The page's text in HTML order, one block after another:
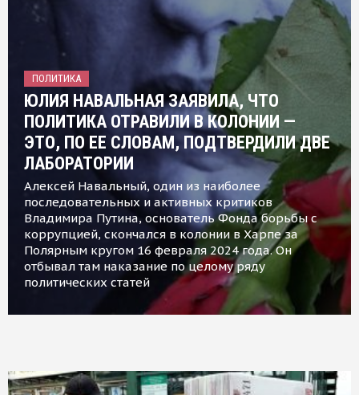
ПОЛИТИКА
ЮЛИЯ НАВАЛЬНАЯ ЗАЯВИЛА, ЧТО
ПОЛИТИКА ОТРАВИЛИ В КОЛОНИИ —
ЭТО, ПО ЕЕ СЛОВАМ, ПОДТВЕРДИЛИ ДВЕ
ЛАБОРАТОРИИ
Алексей Навальный, один из наиболее
последовательных и активных критиков
Владимира Путина, основатель Фонда борьбы с
коррупцией, скончался в колонии в Харпе за
Полярным кругом 16 февраля 2024 года. Он
отбывал там наказание по целому ряду
политических статей